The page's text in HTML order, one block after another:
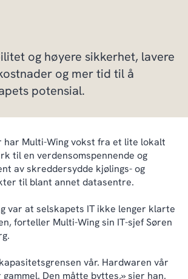
og høyere sikkerhet, lavere
og mer tid til å
potensial.
har Multi-Wing vokst fra et lite lokalt
til en verdensomspennende og
av skreddersydde kjølings- og
til blant annet datasentre.
var at selskapets IT ikke lenger klarte
forteller Multi-Wing sin IT-sjef Søren
vår. Hardwaren vår
Den måtte byttes,» sier han.